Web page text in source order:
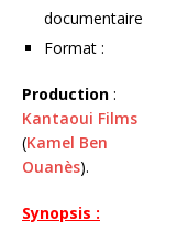
documentaire
Format :
Production :
Kantaoui Films
(Kamel Ben
Ouanès).
Synopsis :